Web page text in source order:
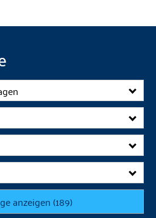
anzeigen(189)